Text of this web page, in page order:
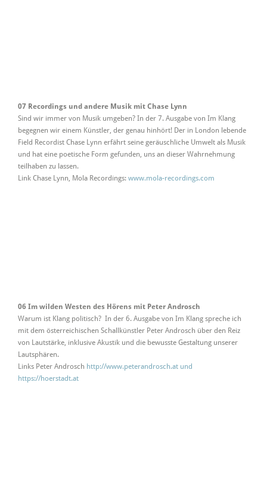
07 Recordings und andere Musik mit Chase Lynn
Sind wir immer von Musik umgeben? In der 7. Ausgabe von Im Klang
begegnen wir einem Künstler, der genau hinhört! Der in London lebende
Field Recordist Chase Lynn erfährt seine geräuschliche Umwelt als Musik
und hat eine poetische Form gefunden, uns an dieser Wahrnehmung
teilhaben zu lassen.
Link Chase Lynn, Mola Recordings: www.mola-recordings.com
06 Im wilden Westen des Hörens mit Peter Androsch
Warum ist Klang politisch? In der 6. Ausgabe von Im Klang spreche ich
mit dem österreichischen Schallkünstler Peter Androsch über den Reiz
von Lautstärke, inklusive Akustik und die bewusste Gestaltung unserer
Lautsphären.
Links Peter Androsch http://www.peterandrosch.at und
https://hoerstadt.at